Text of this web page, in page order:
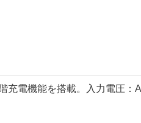
充電機能を搭載。入力電圧：